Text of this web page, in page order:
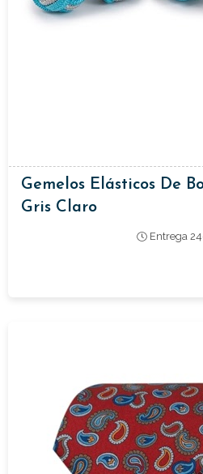
Gemelos Elásticos De
Gris Claro
Entrega